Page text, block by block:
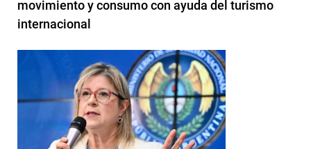
movimiento y consumo con ayuda del turismo
internacional